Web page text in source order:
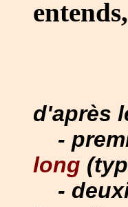
d'après
-
long
-